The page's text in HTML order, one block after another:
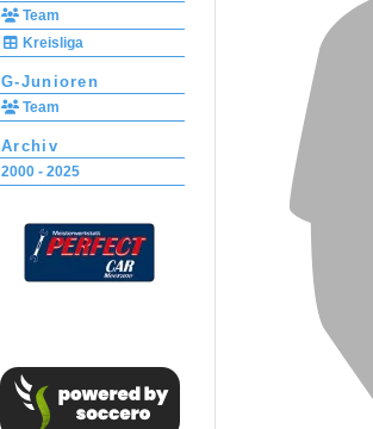
Team
Kreisliga
G-Junioren
Team
Archiv
2000 - 2025